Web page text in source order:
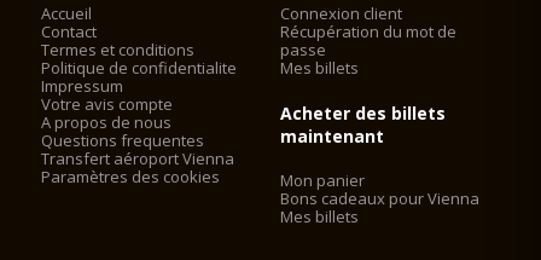
Accueil
Contact
Termes et conditions
Politique de confidentialite
Impressum
Votre avis compte
A propos de nous
Questions frequentes
Transfert aéroport Vienna
Paramètres des cookies
Connexion client
Récupération du mot de
passe
Mes billets
Acheter des billets
maintenant
Mon panier
Bons cadeaux pour Vienna
Mes billets